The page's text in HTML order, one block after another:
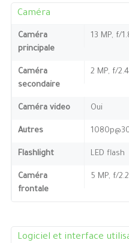
Caméra
Caméra
principale
13 MP, f/
Caméra
secondaire
2 MP, f/
Caméra video Oui
Autres
Flashlight LED flash
Caméra
frontale
5 MP, f/
Logiciel et interface